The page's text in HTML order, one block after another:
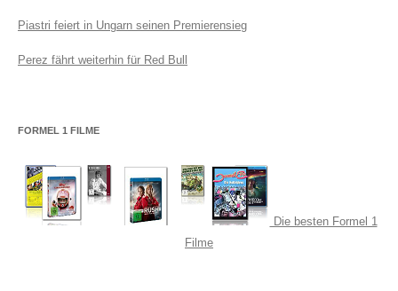
Piastri feiert in Ungarn seinen Premierensieg
Perez fährt weiterhin für Red Bull
FORMEL 1 FILME
Die besten Formel 1
Filme